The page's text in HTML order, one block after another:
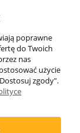
poprawne
do Twoich
nas
użycie
zgody".